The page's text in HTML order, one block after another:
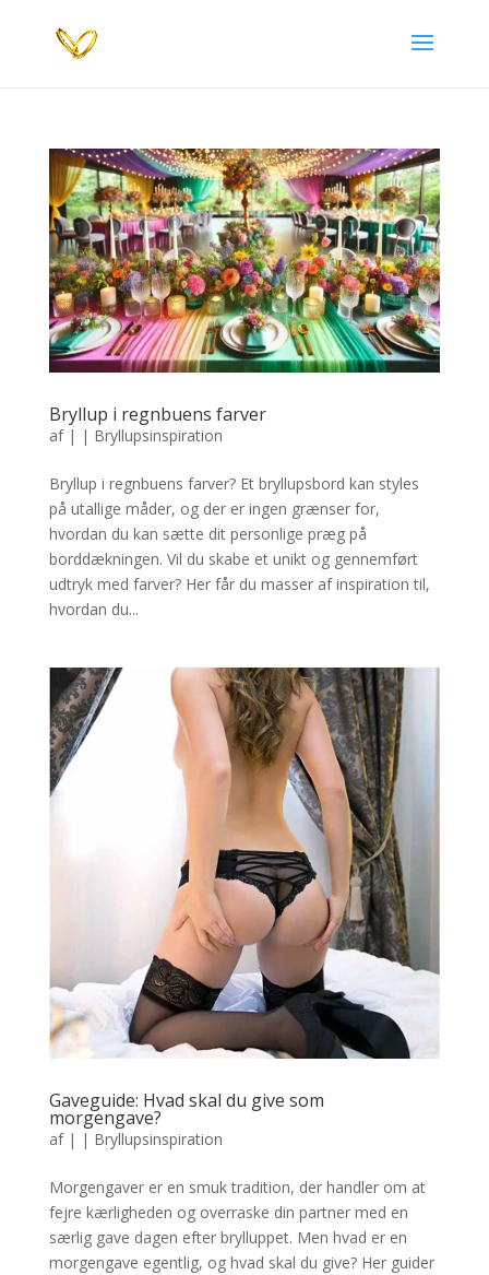
Bryllup i regnbuens farver
af | | Bryllupsinspiration
Bryllup i regnbuens farver? Et bryllupsbord kan styles
på utallige måder, og der er ingen grænser for,
hvordan du kan sætte dit personlige præg på
borddækningen. Vil du skabe et unikt og gennemført
udtryk med farver? Her får du masser af inspiration til,
hvordan du...
Gaveguide: Hvad skal du give som
morgengave?
af | | Bryllupsinspiration
Morgengaver er en smuk tradition, der handler om at
fejre kærligheden og overraske din partner med en
særlig gave dagen efter brylluppet. Men hvad er en
morgengave egentlig, og hvad skal du give? Her guider